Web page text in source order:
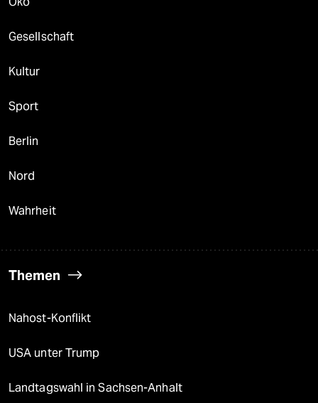
Gesellschaft
Kultur
Sport
Berlin
Nord
Wahrheit
Themen
Nahost-Konflikt
USA unter Trump
Landtagswahl in Sachsen-Anhalt